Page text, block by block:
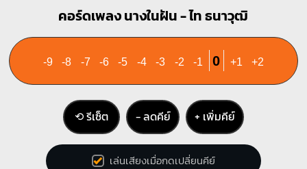
คอร์ดเพลง นางในฝัน - ไท ธนาวุฒิ
-9 -8 -7 -6 -5 -4 -3 -2 -1 0 +1 +2
⟲ รีเซ็ต − ลดคีย์ + เพิ่มคีย์
เล่นเสียงเมื่อกดเปลี่ยนคีย์